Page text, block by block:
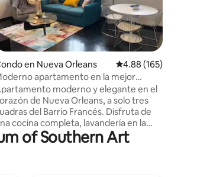
4.97 de 5, 117 reseñas
en Nueva Orleans Calificación promedio:
4.88 (165)
apartamento en la mejor
moderno y elegante en el
de Nueva Orleans, a solo tres
del Barrio Francés. Disfruta de
cocina completa, lavandería en la
wifi rápido y TV inteligente. Los
del edificio incluyen una terraza
of Southern Art